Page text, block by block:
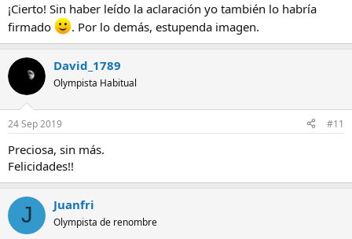
¡Cierto! Sin haber leído la aclaración yo también lo habría
firmado
. Por lo demás, estupenda imagen.
David_1789
Olympista Habitual
24 Sep 2019 #11
Preciosa, sin más.
Felicidades!!
J Juanfri
Olympista de renombre